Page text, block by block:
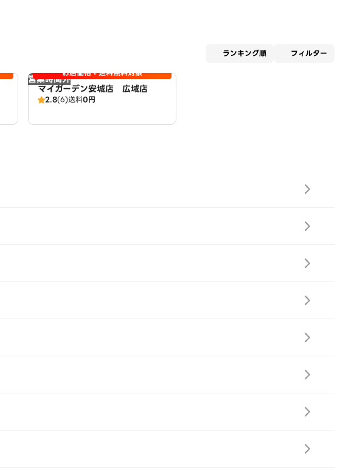
ランキング順 フィルター
営業時間外お店価格＋送料無料対象
マイガーデン安城店 広域店
2.8(6)送料0円